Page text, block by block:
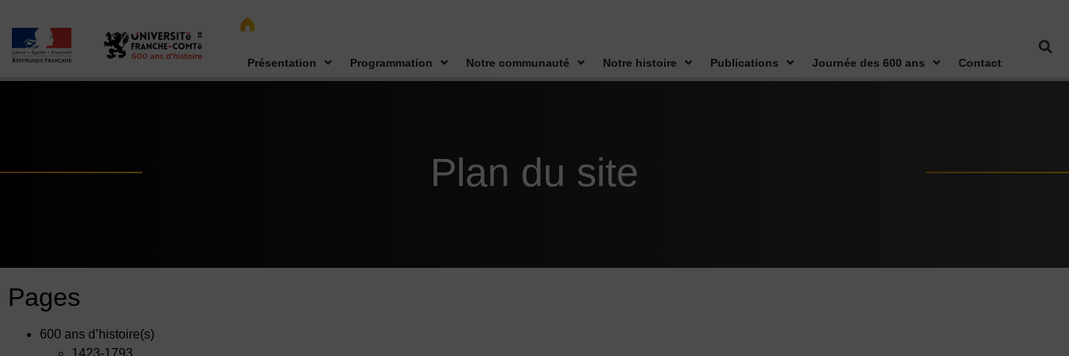
Présentation Programmation Notre communauté Notre histoire Publications Journée des 600 ans Contact
Plan du site
Pages
600 ans d’histoire(s)
1423-1793